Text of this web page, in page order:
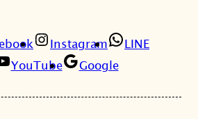
Instagram
LINE
YouTube
Google